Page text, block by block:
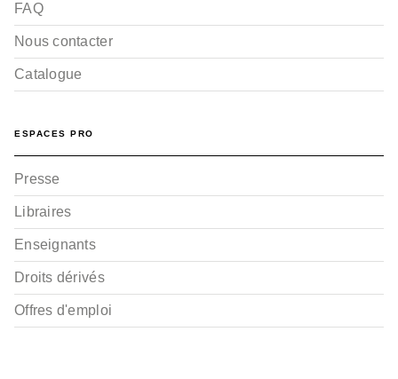
FAQ
Nous contacter
Catalogue
ESPACES PRO
Presse
Libraires
Enseignants
Droits dérivés
Offres d'emploi